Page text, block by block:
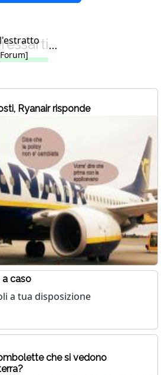
Ryanair risponde
caso
a tua disposizione
che si vedono